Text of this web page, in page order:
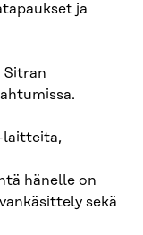
ja
Sitran
laitteita,
hänelle on
sekä